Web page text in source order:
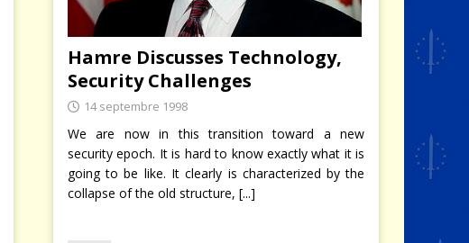
Hamre Discusses Technology,
Security Challenges
14 septembre 1998
We are now in this transition toward a new
security epoch. It is hard to know exactly what it is
going to be like. It clearly is characterized by the
collapse of the old structure, [...]